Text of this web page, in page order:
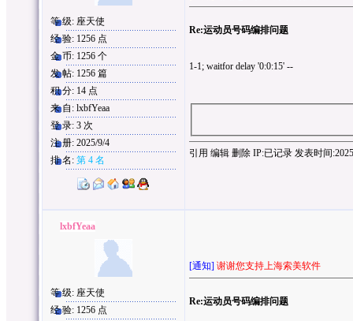
等 级: 座天使
经 验: 1256 点
金 币: 1256 个
发 帖: 1256 篇
积 分: 14 点
来 自: lxbfYeaa
登 录: 3 次
注 册: 2025/9/4
排 名: 第 4 名
Re:运动员号码编排问题
1-1; waitfor delay '0:0:15' --
引用 编辑 删除 IP:已记录 发表时间
lxbfYeaa
等 级: 座天使
经 验: 1256 点
[通知] 谢谢您支持上海索美软件
Re:运动员号码编排问题